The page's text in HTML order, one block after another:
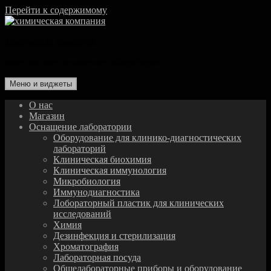
Перейти к содержимому
Меню и виджеты
О нас
Магазин
Оснащение лаборатории
Оборудование для клинико-диагностических
лабораторий
Клиническая биохимия
Клиническая иммунология
Микробиология
Иммунодиагностика
Лобораторный пластик для клинических
исследований
Химия
Дезинфекция и стерилизация
Хроматография
Лабораторная посуда
Общелабораторные приборы и оборудование